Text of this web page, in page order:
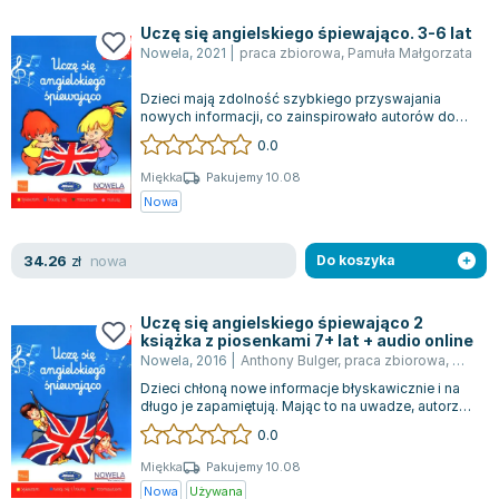
Książki o naukach politycznych dla studentów
Książki do nauk przyrodniczych dla studentów
Książki do nauk społecznych dla studentów
Książki do nauk ścisłych dla studentów
Prawo - książki dla studentów
Technologia żywności - książki
Zarządzanie i marketing - książki
Podręczniki dla nauczycieli - metodyka
Bolesław Prus
Clive Cussler
Wanda Chotomska
Józef Ignacy Kraszewski
Clive Staples Lewis
Martyna Wojciechowska
Melissa De la Cruz
Jaś Kapela
Witold Gadowski
Jan Pietrzak
Marcin Kowalczyk
Piotr Zychowicz
Joanna Jabłczyńska
Piotr Kościelny
Jan Piński
Uczę się angielskiego śpiewająco. 3-6 lat
Nowela, 2021 praca zbiorowa, Pamuła Małgorzata
Dzieci mają zdolność szybkiego przyswajania
nowych informacji, co zainspirowało autorów do
stworzenia książki, która łączy naukę z...
0.0
Miękka
Pakujemy 10.08
Nowa
34.26 zł nowa Do koszyka
Uczę się angielskiego śpiewająco 2
książka z piosenkami 7+ lat + audio online
Nowela, 2016 Anthony Bulger, praca zbiorowa,
Dzieci chłoną nowe informacje błyskawicznie i na
długo je zapamiętują. Mając to na uwadze, autorzy
kursu stworzyli książkę, która...
0.0
Miękka
Pakujemy 10.08
Nowa
Używana